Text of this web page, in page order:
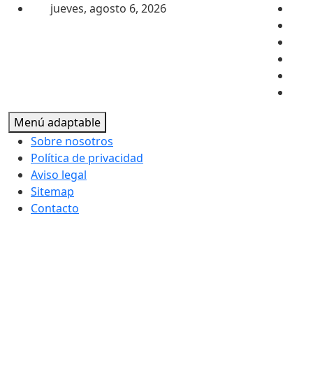
Saltar al contenidojueves, agosto 6, 2026
Menú adaptable
Sobre nosotros
Política de privacidad
Aviso legal
Sitemap
Contacto